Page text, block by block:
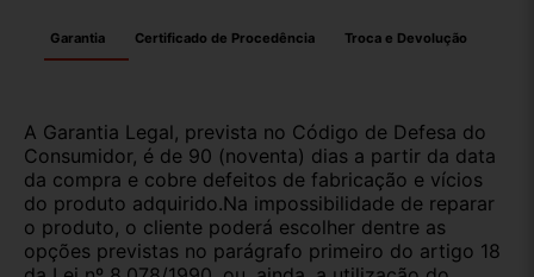
Garantia Certificado de Procedência Troca e Devolução
A Garantia Legal, prevista no Código de Defesa do
Consumidor, é de 90 (noventa) dias a partir da data
da compra e cobre defeitos de fabricação e vícios
do produto adquirido.Na impossibilidade de reparar
o produto, o cliente poderá escolher dentre as
opções previstas no parágrafo primeiro do artigo 18